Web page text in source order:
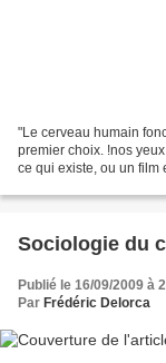
"Le cerveau humain
premier choix. !nos
ce qui existe, ou un film
Sociologie du
Publié le 16/09/2009 à
Par Frédéric Delorca